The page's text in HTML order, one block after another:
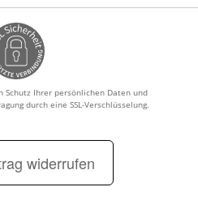
Schutz Ihrer persönlichen Daten und
durch eine SSL-Verschlüsselung.
widerrufen